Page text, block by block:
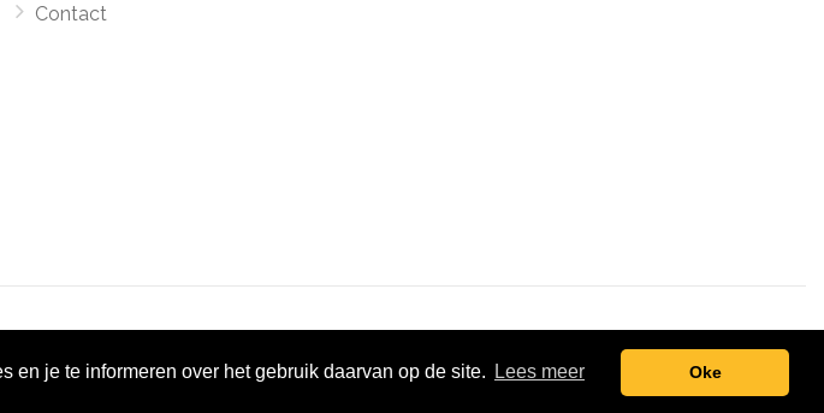
en je te informeren over het gebruik daarvan op de site. Lees meer Oke
Contact